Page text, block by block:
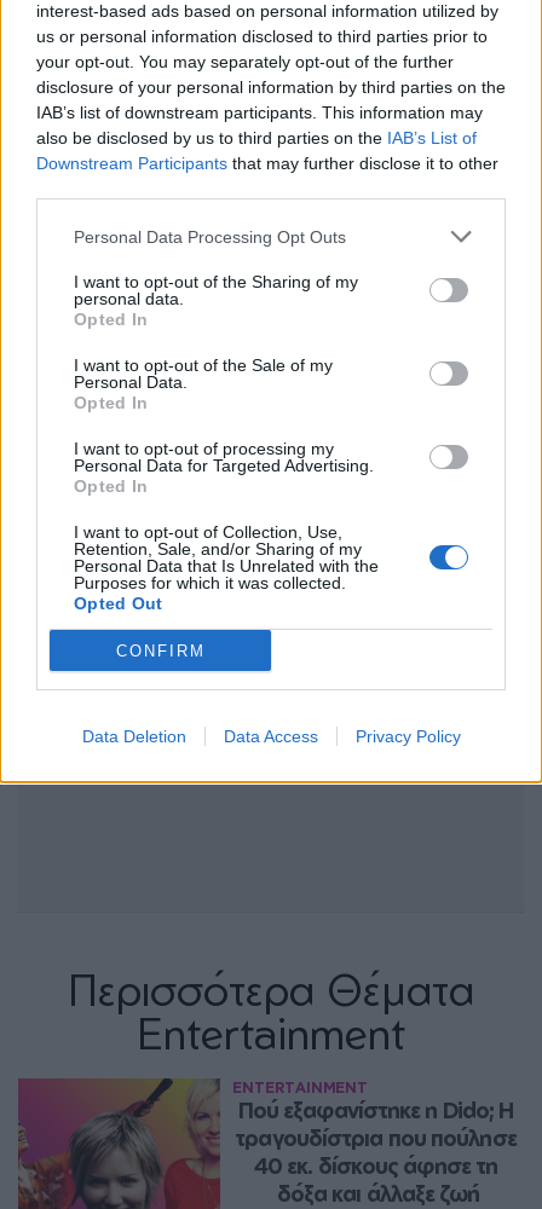
interest-based ads based on personal information utilized by
us or personal information disclosed to third parties prior to
your opt-out. You may separately opt-out of the further
disclosure of your personal information by third parties on the
IAB’s list of downstream participants. This information may
also be disclosed by us to third parties on the IAB’s List of
Downstream Participants that may further disclose it to other
Personal Data Processing Opt Outs
I want to opt-out of the Sharing of my
personal data.
Opted In
I want to opt-out of the Sale of my
Personal Data.
Opted In
I want to opt-out of processing my
Personal Data for Targeted Advertising.
Opted In
I want to opt-out of Collection, Use,
Retention, Sale, and/or Sharing of my
Personal Data that Is Unrelated with the
Purposes for which it was collected.
Opted Out
CONFIRM
Data Deletion Data Access Privacy Policy
Ακολουθήστε το Pink.gr στοGoogle Newsκαι
μάθετε πρώτοιτα πιο hot νέα.
Ακολουθήστε το Pink.gr και στο
Instagram
Περισσότερα Θέματα
Entertainment
ENTERTAINMENT
Πού εξαφανίστηκε η Dido; Η
τραγουδίστρια που πούλησε
40 εκ. δίσκους άφησε τη
δόξα και άλλαξε ζωή